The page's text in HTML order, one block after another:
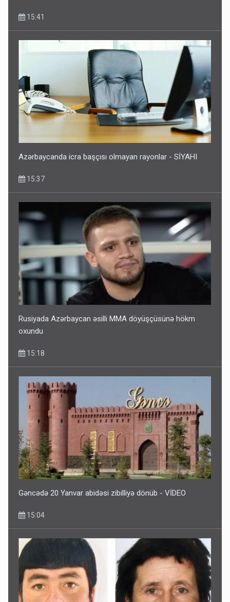
15:41
Azərbaycanda icra başçısı olmayan rayonlar - SİYAHI
15:37
Rusiyada Azərbaycan əsilli MMA döyüşçüsünə hökm
oxundu
15:18
Gəncədə 20 Yanvar abidəsi zibilliyə dönüb - VİDEO
15:04